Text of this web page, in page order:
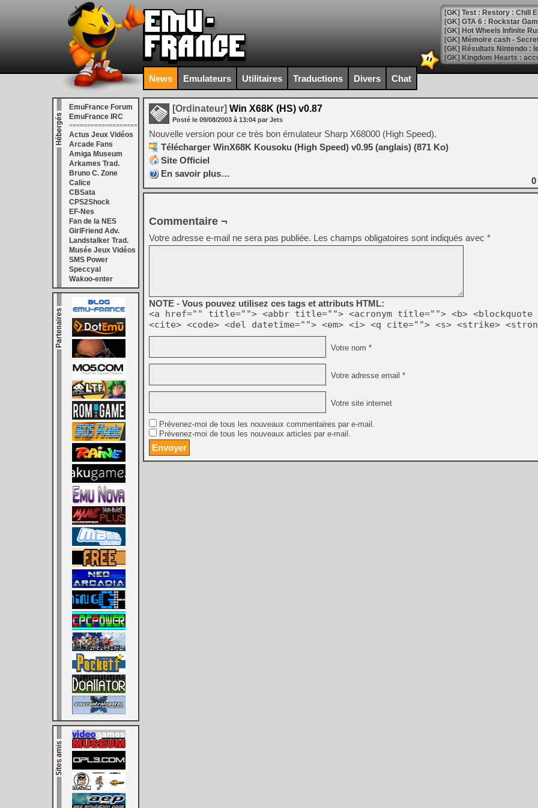
[GK] Test : Restory : Chill
[GK] GTA 6 : Rockstar
[GK] Hot Wheels Infinite
[GK] Mémoire cash -
[GK] Résultats Nintendo :
[GK] Déjà des
[Mo5] Brickboy cherche à
[GK] Minecraft et ses «
[GK] Beast of
[GK] Ubisoft : fin de partie
[GK] Mémoire cash -
[GK] Dan Houser (GTA)
[GK] Comment EA Sports
[GK] Crimson Moon : un
[GK] Isle of Reveries : le
[GK] Moonlighter 2 : The
[GK] Capcom relance
[Mo5] Deux inédits du
[GK] Le beat'em up The
[GK] Endless Legend 2 :
[LS] [PS5] Le WebKit
[GK] Oubliez Crazy Taxi,
[LS] [Switch] NSZ 5.0.0
[GK] No More Room in
[GK] Un chatbot Atelier
[GK] Mémoire cash -
[GK] Nvidia : le prix des
[GK] Suikoden Star Leap
[Mo5] La mini borne
[GK] Atari renoue avec
[GK] Pourquoi Marvel
News Emulateurs Utilitaires Traductions Divers Chat
EmuFrance Forum
EmuFrance IRC
===================
Actus Jeux Vidéos
Arcade Fans
Amiga Museum
Arkames Trad.
Bruno C. Zone
Calice
CBSata
CPS2Shock
EF-Nes
Fan de la NES
GirlFriend Adv.
Landstalker Trad.
Musée Jeux Vidéos
SMS Power
Speccyal
Wakoo-enter
[Ordinateur] Win X68K (HS) v0.87
Posté le 09/08/2003 à 13:04 par Jets
Nouvelle version pour ce très bon émulateur Sharp X68000 (High Speed).
Télécharger WinX68K Kousoku (High Speed) v0.95 (anglais) (871 Ko)
Site Officiel
En savoir plus…
0
Commentaire ¬
Votre adresse e-mail ne sera pas publiée. Les champs obligatoires sont indiqués avec *
NOTE - Vous pouvez utilisez ces tags et attributs HTML:
<a href="" title=""> <abbr title=""> <acronym title=""> <b> <blockquote
<cite> <code> <del datetime=""> <em> <i> <q cite=""> <s> <strike>
Votre nom *
Votre adresse email *
Votre site internet
Prévenez-moi de tous les nouveaux commentaires par e-mail.
Prévenez-moi de tous les nouveaux articles par e-mail.